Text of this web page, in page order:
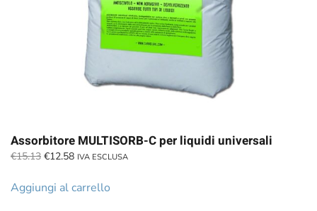
Assorbitore MULTISORB-C per liquidi universali
€15.13 Il
originale
€12.58Il
attuale
IVA ESCLUSA
Aggiungi al carrello